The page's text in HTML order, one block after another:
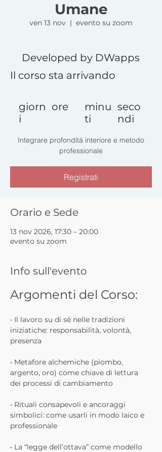
Umane
ven 13 nov
  |
evento su zoom
seco
ndi
minu
ti
ore
giorn
i
Il corso sta arrivando
Developed by DWapps
Integrare profondità interiore e metodo
professionale
Registrati
Orario e Sede
13 nov 2026, 17:30 – 20:00
evento su zoom
Info sull'evento
Argomenti del Corso:
• Il lavoro su di sé nelle tradizioni
iniziatiche: responsabilità, volontà,
presenza
• Metafore alchemiche (piombo,
argento, oro) come chiave di lettura
dei processi di cambiamento
• Rituali consapevoli e ancoraggi
simbolici: come usarli in modo laico e
professionale
• La “legge dell’ottava” come modello